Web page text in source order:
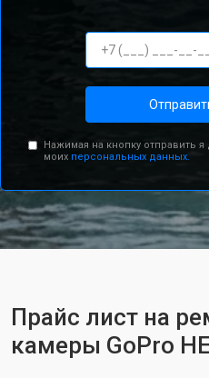
Нажимая на кнопку отправить
моих персональных данных.
Прайс лист на
камеры GoPro